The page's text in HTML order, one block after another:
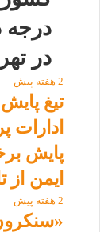
در
2 هفته پیش
تیغ
پایش
ایمن از
2 هفته پیش